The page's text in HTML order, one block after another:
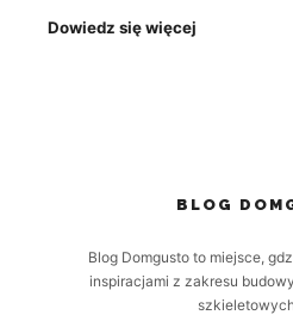
Dowiedz się więcej
BLOG
Blog Domgusto to miejsce,
inspiracjami z zakresu